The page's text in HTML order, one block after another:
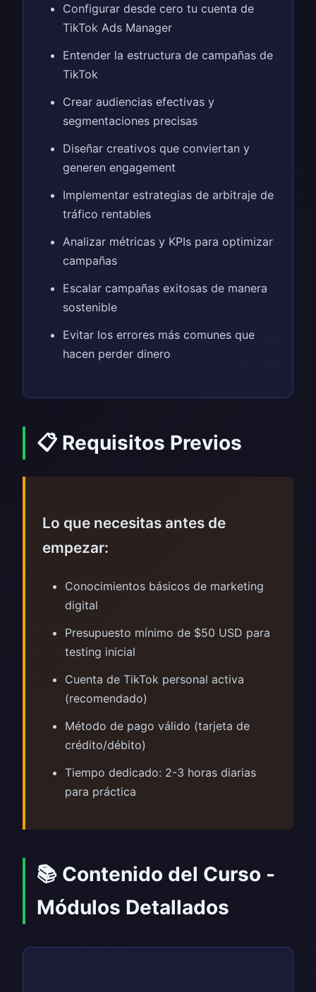
Configurar desde cero tu cuenta de
TikTok Ads Manager
Entender la estructura de campañas de
TikTok
Crear audiencias efectivas y
segmentaciones precisas
Diseñar creativos que conviertan y
generen engagement
Implementar estrategias de arbitraje de
tráfico rentables
Analizar métricas y KPIs para optimizar
campañas
Escalar campañas exitosas de manera
sostenible
Evitar los errores más comunes que
hacen perder dinero
📋 Requisitos Previos
Lo que necesitas antes de
empezar:
Conocimientos básicos de marketing
digital
Presupuesto mínimo de $50 USD para
testing inicial
Cuenta de TikTok personal activa
(recomendado)
Método de pago válido (tarjeta de
crédito/débito)
Tiempo dedicado: 2-3 horas diarias
para práctica
📚 Contenido del Curso -
Módulos Detallados